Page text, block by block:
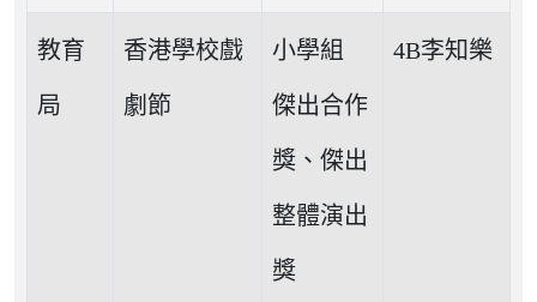
教育
局
香港學校戲
劇節
小學組
傑出合作
獎、傑出
整體演出
獎
4B李知樂